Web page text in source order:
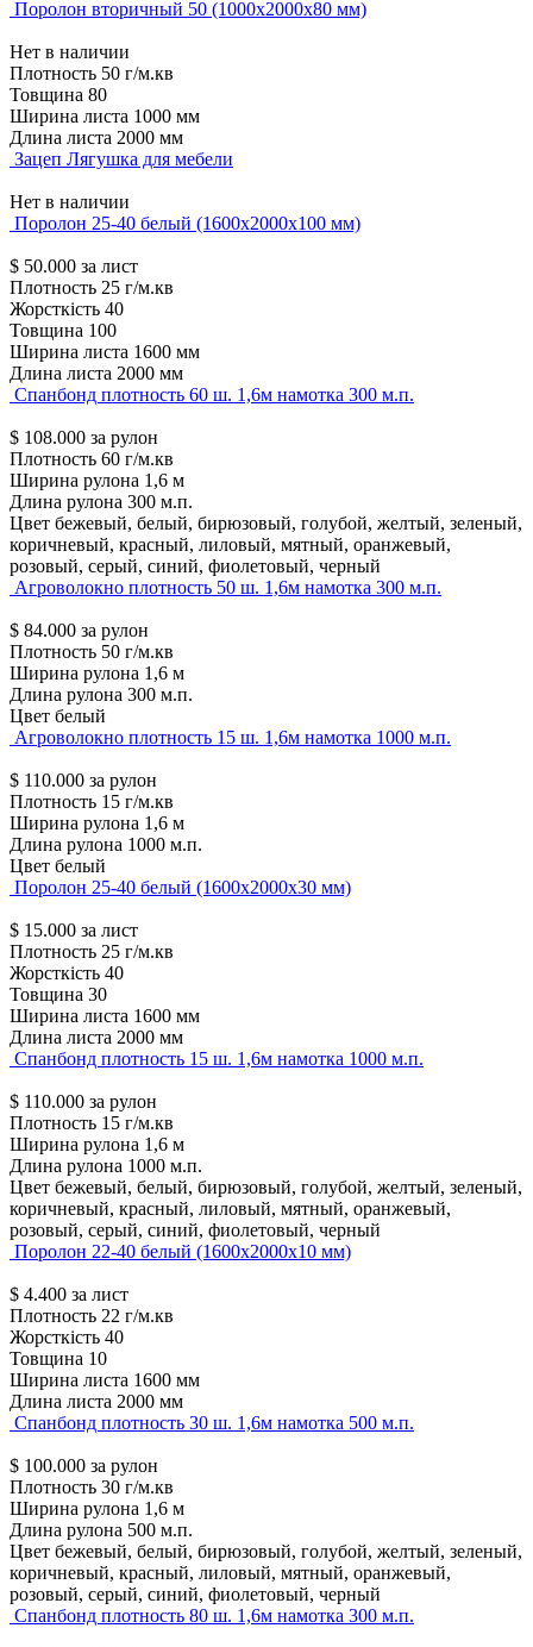
Поролон вторичный 50 (1000х2000х80 мм)
Нет в наличии
Плотность 50 г/м.кв
Товщина 80
Ширина листа 1000 мм
Длина листа 2000 мм
Зацеп Лягушка для мебели
Нет в наличии
Поролон 25-40 белый (1600х2000х100 мм)
$ 50.000 за лист
Плотность 25 г/м.кв
Жорсткість 40
Товщина 100
Ширина листа 1600 мм
Длина листа 2000 мм
Спанбонд плотность 60 ш. 1,6м намотка 300 м.п.
$ 108.000 за рулон
Плотность 60 г/м.кв
Ширина рулона 1,6 м
Длина рулона 300 м.п.
Цвет бежевый, белый, бирюзовый, голубой, желтый, зеленый,
коричневый, красный, лиловый, мятный, оранжевый,
розовый, серый, синий, фиолетовый, черный
Агроволокно плотность 50 ш. 1,6м намотка 300 м.п.
$ 84.000 за рулон
Плотность 50 г/м.кв
Ширина рулона 1,6 м
Длина рулона 300 м.п.
Цвет белый
Агроволокно плотность 15 ш. 1,6м намотка 1000 м.п.
$ 110.000 за рулон
Плотность 15 г/м.кв
Ширина рулона 1,6 м
Длина рулона 1000 м.п.
Цвет белый
Поролон 25-40 белый (1600х2000х30 мм)
$ 15.000 за лист
Плотность 25 г/м.кв
Жорсткість 40
Товщина 30
Ширина листа 1600 мм
Длина листа 2000 мм
Спанбонд плотность 15 ш. 1,6м намотка 1000 м.п.
$ 110.000 за рулон
Плотность 15 г/м.кв
Ширина рулона 1,6 м
Длина рулона 1000 м.п.
Цвет бежевый, белый, бирюзовый, голубой, желтый, зеленый,
коричневый, красный, лиловый, мятный, оранжевый,
розовый, серый, синий, фиолетовый, черный
Поролон 22-40 белый (1600х2000х10 мм)
$ 4.400 за лист
Плотность 22 г/м.кв
Жорсткість 40
Товщина 10
Ширина листа 1600 мм
Длина листа 2000 мм
Спанбонд плотность 30 ш. 1,6м намотка 500 м.п.
$ 100.000 за рулон
Плотность 30 г/м.кв
Ширина рулона 1,6 м
Длина рулона 500 м.п.
Цвет бежевый, белый, бирюзовый, голубой, желтый, зеленый,
коричневый, красный, лиловый, мятный, оранжевый,
розовый, серый, синий, фиолетовый, черный
Спанбонд плотность 80 ш. 1,6м намотка 300 м.п.